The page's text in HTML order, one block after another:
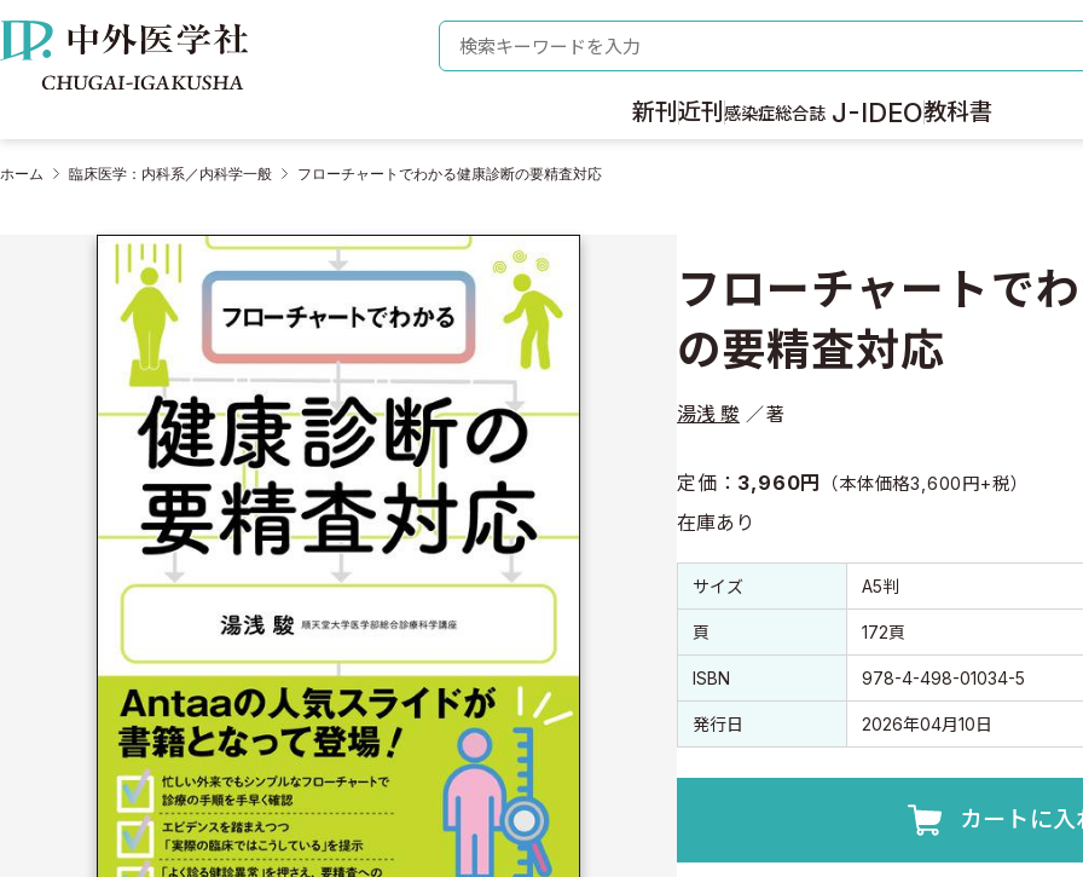
株式会社 中外医学社 検索キーワード
新刊 近刊 感染症総合誌 J-IDEO教科書
ホーム 臨床医学：内科系／内科学一般 フローチャートでわかる健康診断の要精査対応
フローチャートで
の要精査対応
湯浅 駿 著
定価： 3,960円 （本体価格3,600円+税）
在庫あり
書誌情報
書誌情報
サイズ A5判
頁 172頁
ISBN 978-4-498-01034-5
発行日 2026年04月10日
カートに入